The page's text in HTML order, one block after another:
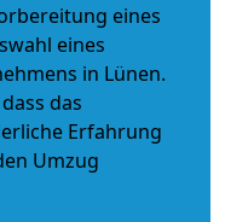
eines
eines
in Lünen.
das
Erfahrung
Umzug